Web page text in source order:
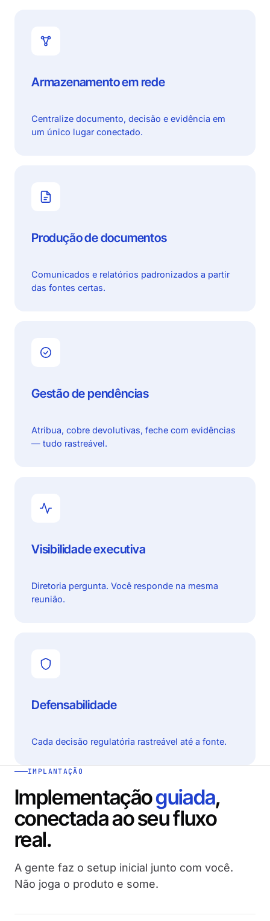
Armazenamento em rede
Centralize documento, decisão e evidência em
um único lugar conectado.
Produção de documentos
Comunicados e relatórios padronizados a partir
das fontes certas.
Gestão de pendências
Atribua, cobre devolutivas, feche com evidências
— tudo rastreável.
Visibilidade executiva
Diretoria pergunta. Você responde na mesma
reunião.
Defensabilidade
Cada decisão regulatória rastreável até a fonte.
IMPLANTAÇÃO
Implementaçãoguiada,
conectada ao seu fluxo
real.
A gente faz o setup inicial junto com você.
Não joga o produto e some.